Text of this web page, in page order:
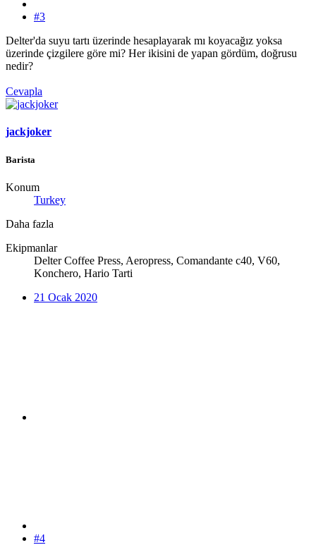
#3
Delter'da suyu tartı üzerinde hesaplayarak mı koyacağız yoksa
üzerinde çizgilere göre mi? Her ikisini de yapan gördüm, doğrusu
nedir?
Cevapla
jackjoker
Barista
Konum
Turkey
Daha fazla
Ekipmanlar
Delter Coffee Press, Aeropress, Comandante c40, V60,
Konchero, Hario Tarti
21 Ocak 2020
#4